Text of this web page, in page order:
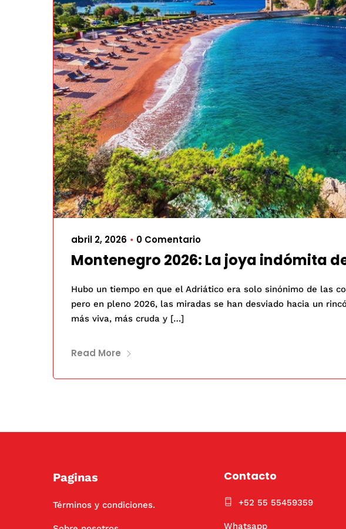
abril 2, 2026 • 0 Comentario
Montenegro 2026: La joya indómita
Hubo un tiempo en que el Adriático era solo sinónimo de las
pero en pleno 2026, las miradas se han desviado hacia un
más viva, más cruda y […]
Read More
Paginas
Términos y condiciones.
Contacto
+52 55 55459359
Whatsapp